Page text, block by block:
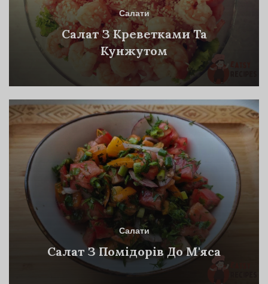
Салати
Салат З Креветками Та
Кунжутом
Салати
Салат З Помідорів До М'яса